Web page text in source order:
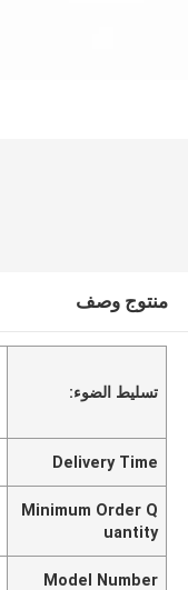
منتوج وصف
تسليط الضوء:
Delivery Time
Minimum Order Q
uantity
Model Number